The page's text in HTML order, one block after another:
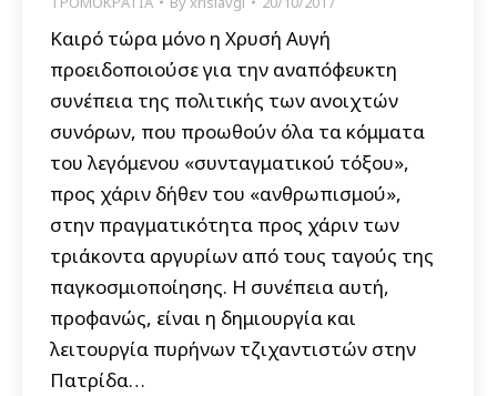
Καιρό τώρα μόνο η Χρυσή Αυγή
προειδοποιούσε για την αναπόφευκτη
συνέπεια της πολιτικής των ανοιχτών
συνόρων, που προωθούν όλα τα κόμματα
του λεγόμενου «συνταγματικού τόξου»,
προς χάριν δήθεν του «ανθρωπισμού»,
στην πραγματικότητα προς χάριν των
τριάκοντα αργυρίων από τους ταγούς της
παγκοσμιοποίησης. Η συνέπεια αυτή,
προφανώς, είναι η δημιουργία και
λειτουργία πυρήνων τζιχαντιστών στην
Πατρίδα…